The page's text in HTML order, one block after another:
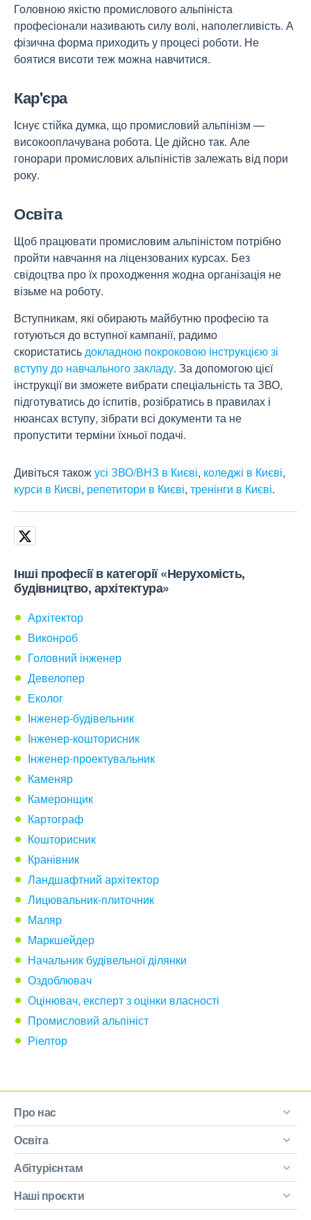
Головною якістю промислового альпініста
професіонали називають силу волі, наполегливість. А
фізична форма приходить у процесі роботи. Не
боятися висоти теж можна навчитися.
Кар'єра
Існує стійка думка, що промисловий альпінізм —
високооплачувана робота. Це дійсно так. Але
гонорари промислових альпіністів залежать від пори
року.
Освіта
Щоб працювати промисловим альпіністом потрібно
пройти навчання на ліцензованих курсах. Без
свідоцтва про їх проходження жодна організація не
візьме на роботу.
Вступникам, які обирають майбутню професію та
готуються до вступної кампанії, радимо
скористатисьдокладною покроковою інструкцією зі
вступу до навчального закладу. За допомогою цієї
інструкції ви зможете вибрати спеціальність та ЗВО,
підготуватись до іспитів, розібратись в правилах і
нюансах вступу, зібрати всі документи та не
пропустити терміни їхньої подачі.
Дивіться такожусі ЗВО/ВНЗ в Києві, коледжі в Києві,
курси в Києві, репетитори в Києві, тренінги в Києві.
Інші професії в категорії «Нерухомість,
будівництво, архітектура»
Архітектор
Виконроб
Головний інженер
Девелопер
Еколог
Інженер-будівельник
Інженер-кошторисник
Інженер-проектувальник
Каменяр
Камеронщик
Картограф
Кошторисник
Кранівник
Ландшафтний архітектор
Лицювальник-плиточник
Маляр
Маркшейдер
Начальник будівельної ділянки
Оздоблювач
Оцінювач, експерт з оцінки власності
Промисловий альпініст
Ріелтор
Про нас
Освіта
Абітурієнтам
Наші проєкти